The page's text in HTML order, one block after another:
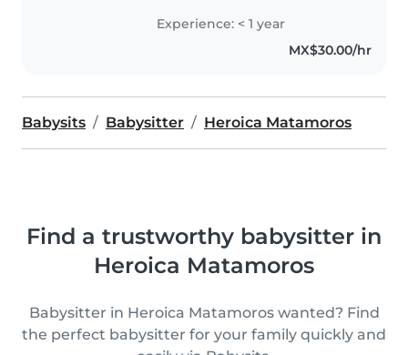
Experience: < 1 year
MX$30.00/hr
Babysits Babysitter Heroica Matamoros
Find a trustworthy babysitter in
Heroica Matamoros
Babysitter in Heroica Matamoros wanted? Find
the perfect babysitter for your family quickly and